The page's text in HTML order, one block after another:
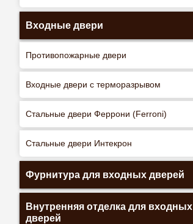
Входные двери
Противопожарные двери
Входные двери с терморазрывом
Стальные двери Феррони (Ferroni)
Стальные двери Интекрон
Фурнитура для входных дверей
Внутренняя отделка для входных
дверей